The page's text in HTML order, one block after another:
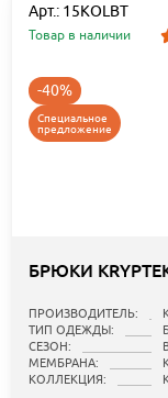
Арт.: 15KOLBT
Товар в наличии
-40%
Специальное
предложение
БРЮКИ
ПРОИЗВОДИТЕЛЬ:
ТИП ОДЕЖДЫ:
СЕЗОН:
МЕМБРАНА:
КОЛЛЕКЦИЯ: